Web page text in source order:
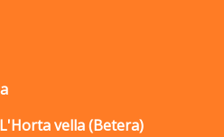
vella (Betera)